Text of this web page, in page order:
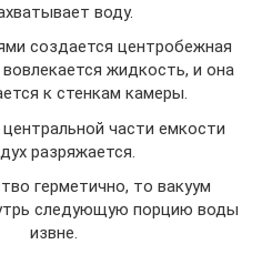
воду.
создается центробежная
жидкость, и она
к стенкам камеры.
центральной части емкости
разряжается.
герметично, то вакуум
следующую порцию воды
извне.